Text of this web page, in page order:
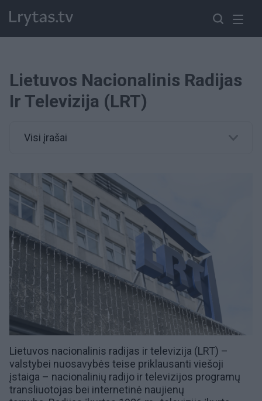
Lietuvos Nacionalinis Radijas
Ir Televizija (LRT)
Visi įrašai
Lietuvos nacionalinis radijas ir televizija (LRT) –
valstybei nuosavybės teise priklausanti viešoji
įstaiga – nacionalinių radijo ir televizijos programų
transliuotojas bei internetinė naujienų